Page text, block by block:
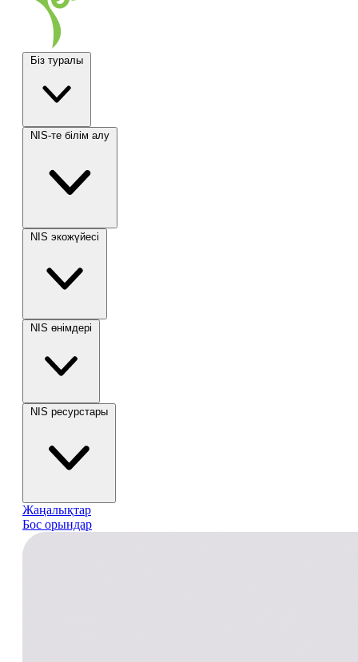
Біз туралы
NIS-те білім алу
NIS экожүйесі
NIS өнімдері
NIS ресурстары
Жаңалықтар
Бос орындар